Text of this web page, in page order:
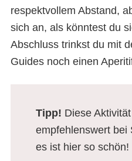
respektvollem Abstand,
sich an, als könntest du
Abschluss trinkst du mit
Guides noch einen
Tipp! Diese
empfehlenswert bei
es ist hier so schön!